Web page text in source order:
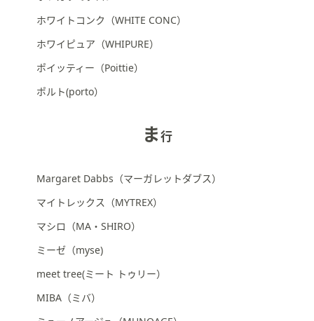
ホワイトコンク（WHITE CONC）
ホワイピュア（WHIPURE）
ポイッティー（Poittie）
ポルト(porto）
ま行
Margaret Dabbs（マーガレットダブス）
マイトレックス（MYTREX）
マシロ（MA・SHIRO）
ミーゼ（myse)
meet tree(ミート トゥリー）
MIBA（ミバ）